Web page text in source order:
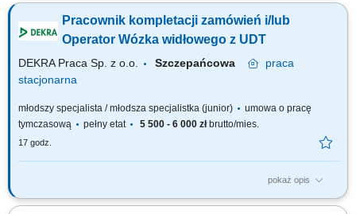
magazynowe wspierające proces logistyczny. Praca na systemie w języku
polskim.
Pracownik kompletacji zamówień i/lub
Operator Wózka widłowego z UDT
DEKRA Praca Sp. z o.o. Szczepańcowa
praca
stacjonarna
młodszy specjalista / młodsza specjalistka (junior)
umowa o pracę
tymczasową
pełny etat 5 500 - 6 000 złbrutto/mies.
17 godz.
pokaż opis
Opis stanowiska Poszukujemy osób zarówno do pracy przy kompletacji